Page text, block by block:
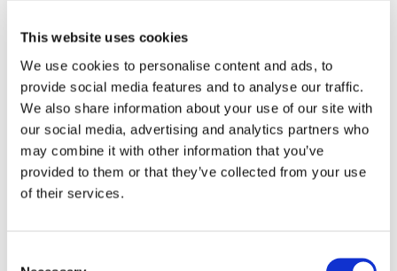
This website uses cookies
We use cookies to personalise content and ads, to
provide social media features and to analyse our traffic.
We also share information about your use of our site with
our social media, advertising and analytics partners who
may combine it with other information that you’ve
provided to them or that they’ve collected from your use
of their services.
Sirius tar leverans av
nybygge